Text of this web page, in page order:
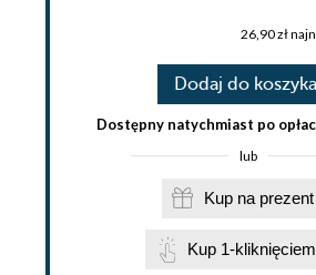
26,90 zł
Dodaj do koszyka
Dostępny natychmiast po
lub
Kup na prezent
Kup 1-kliknięciem